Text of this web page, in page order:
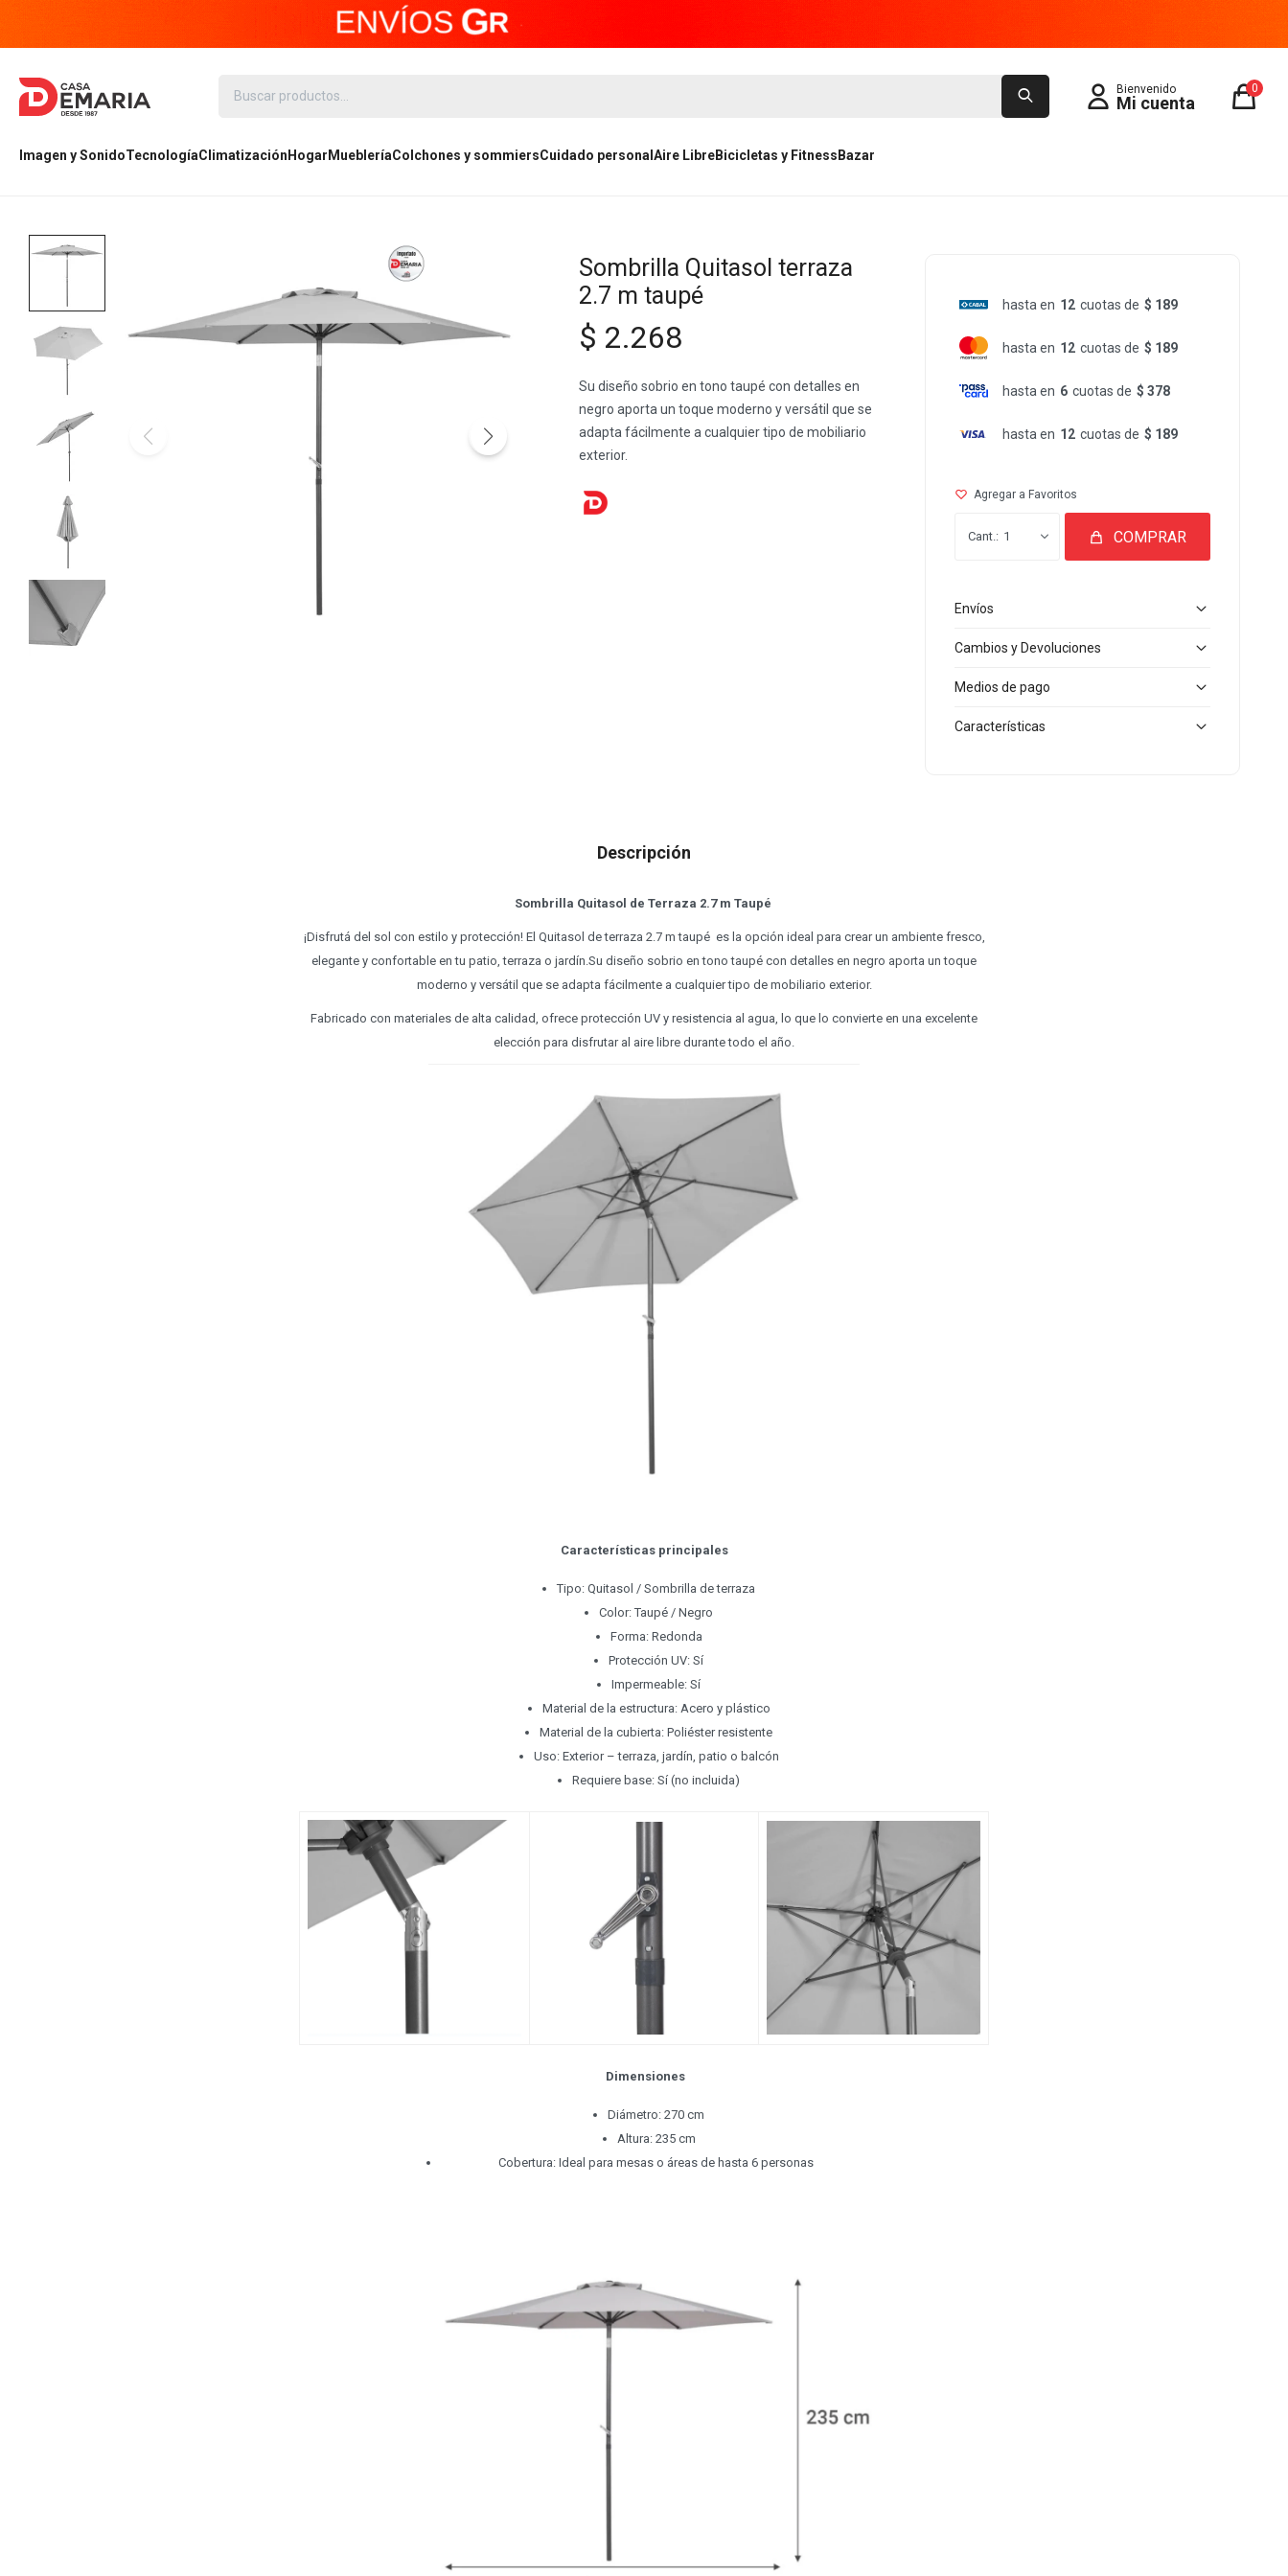
Imagen y SonidoTecnologíaClimatización Hogar MuebleríaColchones y sommiersCuidado personal Aire LibreBicicletas y Fitness Bazar
0
Sombrilla Quitasol terraza
2.7 m taupé
$ 2.268
Su diseño sobrio en tono taupé con detalles en
negro aporta un toque moderno y versátil que se
adapta fácilmente a cualquier tipo de mobiliario
exterior.
hasta en 12 cuotas de $ 189
hasta en 12 cuotas de $ 189
hasta en 6 cuotas de $ 378
hasta en 12 cuotas de $ 189
1 COMPRAR
Envíos
Cambios y Devoluciones
Medios de pago
Características
Descripción
Sombrilla Quitasol de Terraza 2.7 m Taupé
¡Disfrutá del sol con estilo y protección! El Quitasol de terraza 2.7 m taupé es la opción ideal para crear un ambiente fresco,
elegante y confortable en tu patio, terraza o jardín.Su diseño sobrio en tono taupé con detalles en negro aporta un toque
moderno y versátil que se adapta fácilmente a cualquier tipo de mobiliario exterior.
Fabricado con materiales de alta calidad, ofrece protección UV y resistencia al agua, lo que lo convierte en una excelente
elección para disfrutar al aire libre durante todo el año.
Características principales
Tipo: Quitasol / Sombrilla de terraza
Color: Taupé / Negro
Forma: Redonda
Protección UV: Sí
Impermeable: Sí
Material de la estructura: Acero y plástico
Material de la cubierta: Poliéster resistente
Uso: Exterior – terraza, jardín, patio o balcón
Requiere base: Sí (no incluida)
Dimensiones
Diámetro: 270 cm
Altura: 235 cm
Cobertura: Ideal para mesas o áreas de hasta 6 personas